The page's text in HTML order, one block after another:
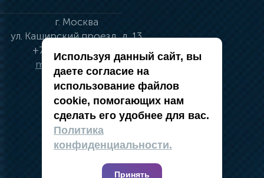
г. Москва
ул. Каширский проезд, д. 13
+7 (495) 134-41-83
moskva@vincci.ru
политика в отношении обработки
персональных данных
публичная оферта
карта сайта
Используя данный сайт, вы
даете согласие на
использование файлов
cookie, помогающих нам
сделать его удобнее для вас.
Политика
конфиденциальности.
Принять